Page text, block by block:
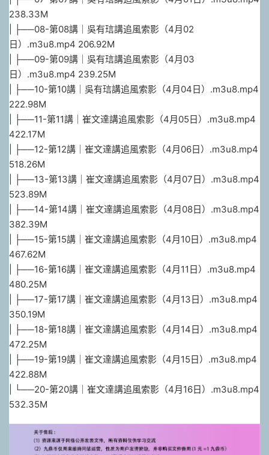
238.33M
| ├──08-第08講｜吳有琂講追風索影（4月02
日）.m3u8.mp4 206.92M
| ├──09-第09講｜吳有琂講追風索影（4月03
日）.m3u8.mp4 239.25M
| ├──10-第10講｜吳有琂講追風索影（4月04日）.m3u8.mp4
222.98M
| ├──11-第11講｜崔文達講追風索影（4月05日）.m3u8.mp4
422.17M
| ├──12-第12講｜崔文達講追風索影（4月06日）.m3u8.mp4
518.26M
| ├──13-第13講｜崔文達講追風索影（4月07日）.m3u8.mp4
523.89M
| ├──14-第14講｜崔文達講追風索影（4月08日）.m3u8.mp4
382.39M
| ├──15-第15講｜崔文達講追風索影（4月10日）.m3u8.mp4
467.62M
| ├──16-第16講｜崔文達講追風索影（4月11日）.m3u8.mp4
480.25M
| ├──17-第17講｜崔文達講追風索影（4月13日）.m3u8.mp4
350.19M
| ├──18-第18講｜崔文達講追風索影（4月14日）.m3u8.mp4
472.25M
| ├──19-第19講｜崔文達講追風索影（4月15日）.m3u8.mp4
422.88M
| └──20-第20講｜崔文達講追風索影（4月16日）.m3u8.mp4
532.35M